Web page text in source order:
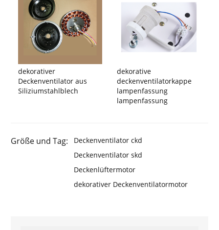
dekorativer
Deckenventilator aus
Siliziumstahlblech
dekorative
deckenventilatorkappe
lampenfassung
lampenfassung
Größe und Tag:
Deckenventilator ckd
Deckenventilator skd
Deckenlüftermotor
dekorativer Deckenventilatormotor